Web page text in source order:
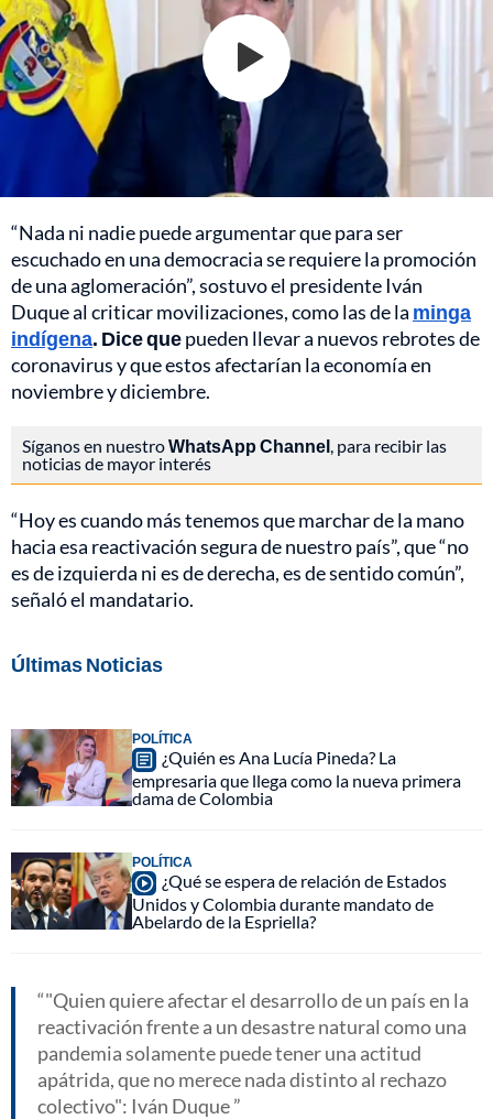
“Nada ni nadie puede argumentar que para ser
escuchado en una democracia se requiere la promoción
de una aglomeración”, sostuvo el presidente Iván
Duque al criticar movilizaciones, como las de la minga
indígena. Dice quepueden llevar a nuevos rebrotes de
coronavirus y que estos afectarían la economía en
noviembre y diciembre.
Síganos en nuestroWhatsApp Channel , para recibir las
noticias de mayor interés
“Hoy es cuando más tenemos que marchar de la mano
hacia esa reactivación segura de nuestro país”, que “no
es de izquierda ni es de derecha, es de sentido común”,
señaló el mandatario.
Últimas Noticias
POLÍTICA
¿Quién es Ana Lucía Pineda? La
empresaria que llega como la nueva primera
dama de Colombia
POLÍTICA
¿Qué se espera de relación de Estados
Unidos y Colombia durante mandato de
Abelardo de la Espriella?
"Quien quiere afectar el desarrollo de un país en la
reactivación frente a un desastre natural como una
pandemia solamente puede tener una actitud
apátrida, que no merece nada distinto al rechazo
colectivo": Iván Duque